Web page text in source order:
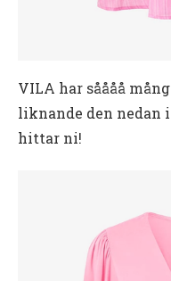
VILA har såååå
liknande den nedan
hittar ni!